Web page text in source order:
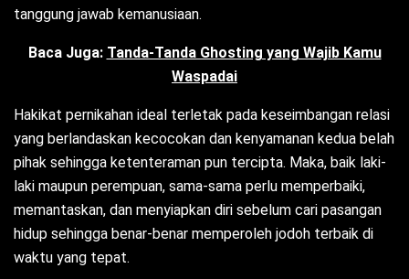
tanggung jawab kemanusiaan.
Baca Juga: Tanda-Tanda Ghosting yang Wajib Kamu
Waspadai
Hakikat pernikahan ideal terletak pada keseimbangan relasi
yang berlandaskan kecocokan dan kenyamanan kedua belah
pihak sehingga ketenteraman pun tercipta. Maka, baik laki-
laki maupun perempuan, sama-sama perlu memperbaiki,
memantaskan, dan menyiapkan diri sebelum cari pasangan
hidup sehingga benar-benar memperoleh jodoh terbaik di
waktu yang tepat.